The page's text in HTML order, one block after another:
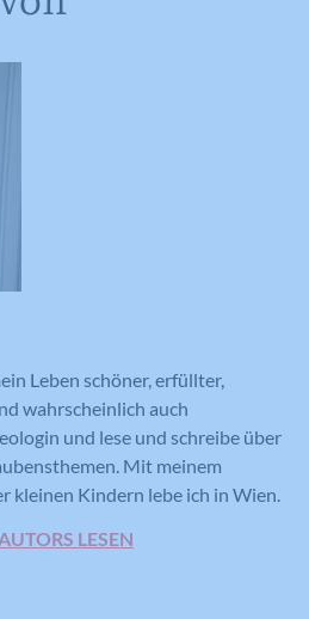
Leben schöner, erfüllter,
wahrscheinlich auch
und lese und schreibe über
Mit meinem
kleinen Kindern lebe ich in Wien.
LESEN
anonyme statistische Daten
von Videos.